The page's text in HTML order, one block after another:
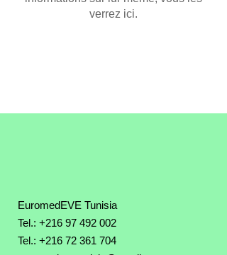
verrez ici.
EuromedEVE Tunisia
Tel.: +216 97 492 002
Tel.: +216 72 361 704